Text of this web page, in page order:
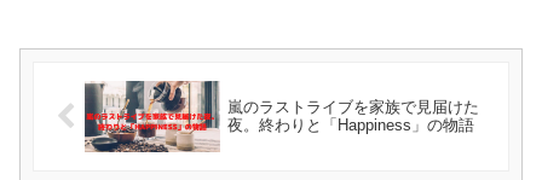
嵐のラストライブを家族で見届けた
夜。終わりと「Happiness」の物語